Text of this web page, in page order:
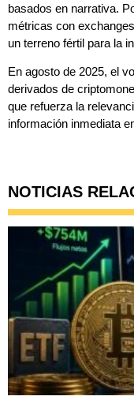
basados en narrativa.
métricas con
un terreno fértil para la
En agosto de 2025, el
derivados de
que refuerza la
información inmediata
NOTICIAS